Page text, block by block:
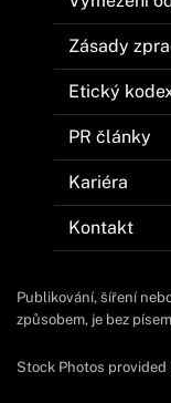
Zásady
Etický
PR články
Kariéra
Kontakt
Publikování, šíření
způsobem, je bez
Stock Photos